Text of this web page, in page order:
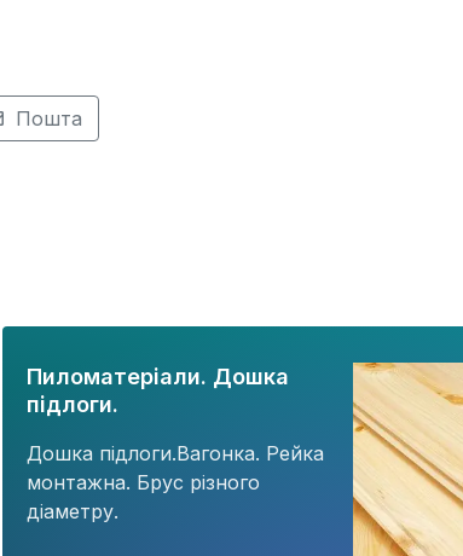
Пошта
Пиломатеріали. Дошка
підлоги.
Дошка підлоги.Вагонка. Рейка
монтажна. Брус різного
діаметру.